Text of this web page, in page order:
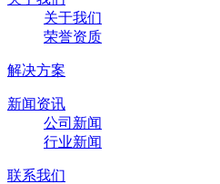
关于我们
荣誉资质
解决方案
新闻资讯
公司新闻
行业新闻
联系我们